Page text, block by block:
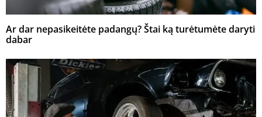
Ar dar nepasikeitėte padangų? Štai ką turėtumėte daryti
dabar